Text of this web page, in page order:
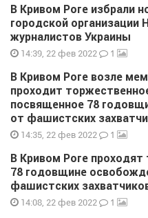
В Кривом Роге избрали
городской организации
журналистов Украины
14:39, 22 фев 2022 1
В Кривом Роге возле
проходит
посвященное 78
от фашистских
14:35, 22 фев 2022 1
В Кривом Роге
78 годовщине
фашистских
14:08, 22 фев 2022 1